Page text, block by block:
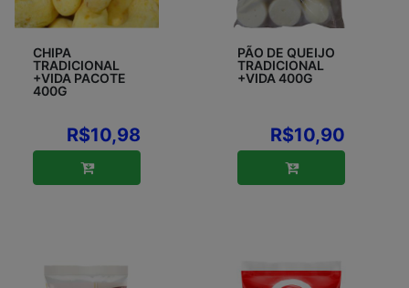
CHIPA
TRADICIONAL
+VIDA PACOTE
400G
R$10,98
PÃO DE QUEIJO
TRADICIONAL
+VIDA 400G
R$10,90